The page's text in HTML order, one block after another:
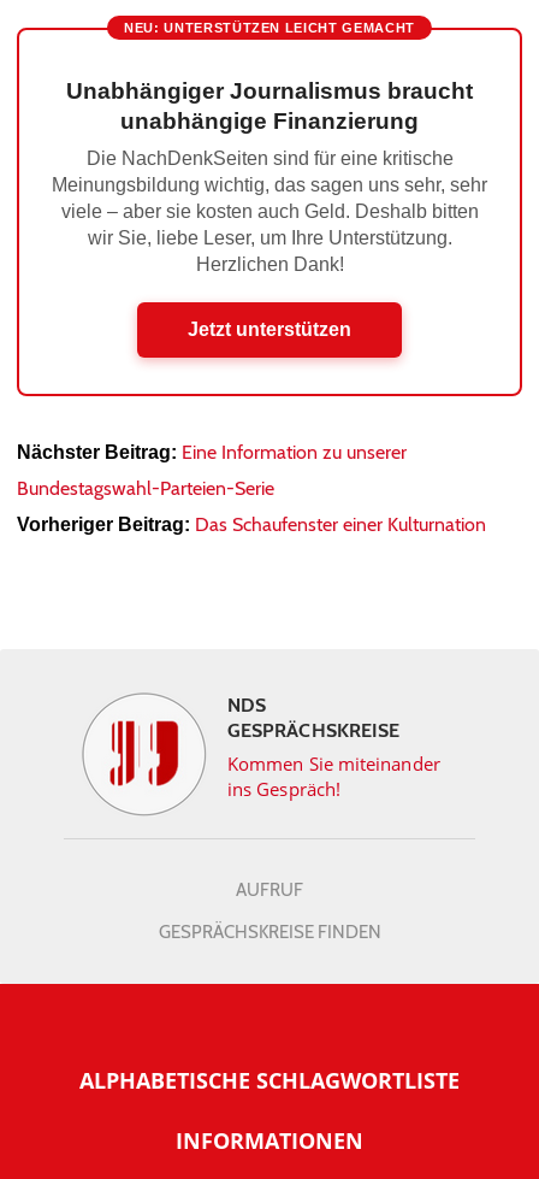
NEU: UNTERSTÜTZEN LEICHT GEMACHT
Unabhängiger Journalismus braucht
unabhängige Finanzierung
Die NachDenkSeiten sind für eine kritische
Meinungsbildung wichtig, das sagen uns sehr, sehr
viele – aber sie kosten auch Geld. Deshalb bitten
wir Sie, liebe Leser, um Ihre Unterstützung.
Herzlichen Dank!
Jetzt unterstützen
Nächster Beitrag: Eine Information zu unserer
Bundestagswahl-Parteien-Serie
Vorheriger Beitrag: Das Schaufenster einer Kulturnation
NDS
GESPRÄCHSKREISE
Kommen Sie miteinander
ins Gespräch!
AUFRUF
GESPRÄCHSKREISE FINDEN
ALPHABETISCHE SCHLAGWORTLISTE
INFORMATIONEN